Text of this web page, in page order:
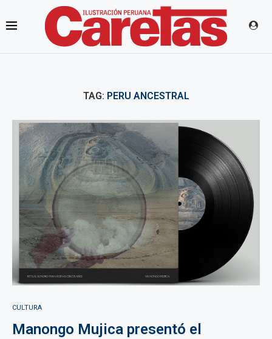
TAG: PERU ANCESTRAL
CULTURA
Manongo Mujica presentó el